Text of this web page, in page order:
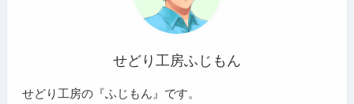
せどり工房ふじもん
せどり工房の『ふじもん』です。